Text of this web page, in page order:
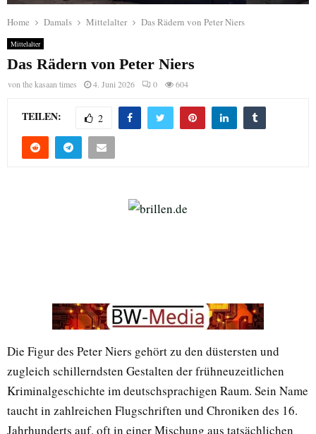
Home Damals Mittelalter Das Rädern von Peter Niers
Mittelalter
Das Rädern von Peter Niers
von the kasaan times 4. Juni 2026 0 604
TEILEN: 2
Die Figur des Peter Niers gehört zu den düstersten und
zugleich schillerndsten Gestalten der frühneuzeitlichen
Kriminalgeschichte im deutschsprachigen Raum. Sein Name
taucht in zahlreichen Flugschriften und Chroniken des 16.
Jahrhunderts auf, oft in einer Mischung aus tatsächlichen